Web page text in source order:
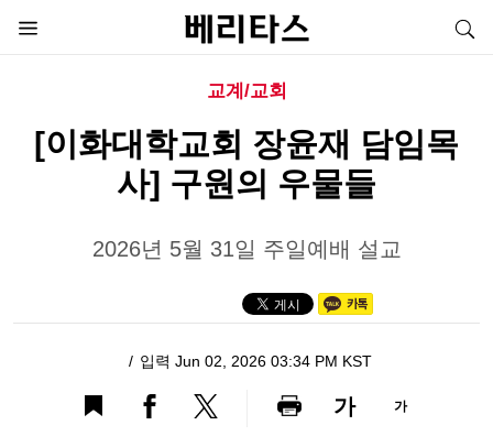
교계/교회
[이화대학교회 장윤재 담임목
사] 구원의 우물들
2026년 5월 31일 주일예배 설교
입력 Jun 02, 2026 03:34 PM KST
가 가